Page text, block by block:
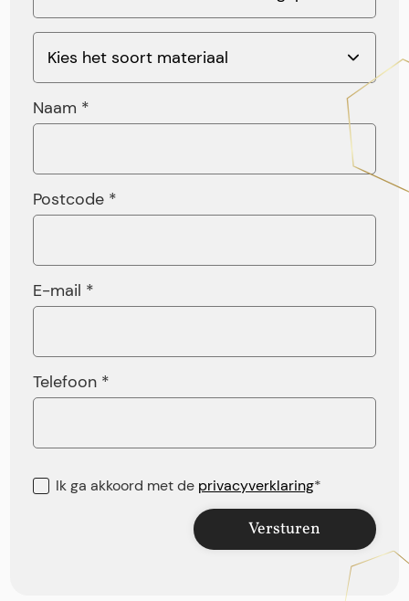
Naam *
Postcode *
E-mail *
Telefoon *
Ik ga akkoord met de privacyverklaring*
Versturen